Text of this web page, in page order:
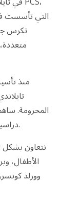
تكرس
منذ
المحرومة.
دراسية للأطفال في المناطق الريفية وإعادة بناء المدارس.
نتعاون
الأطفال،
وورلد